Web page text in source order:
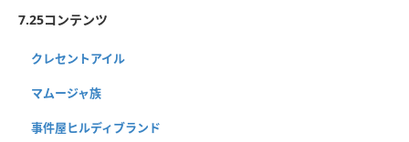
7.25コンテンツ
クレセントアイル
マムージャ族
事件屋ヒルディブランド